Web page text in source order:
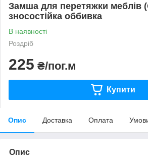
Замша для перетяжки меблів
зносостійка оббивка
В наявності
Роздріб
225 ₴/пог.м
Купити
Опис Доставка Оплата
Опис